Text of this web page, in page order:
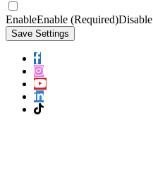
EnableEnable (Required)Disable